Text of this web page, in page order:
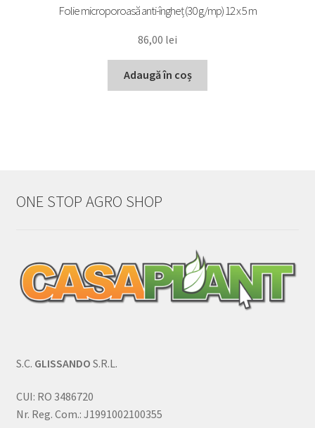
Folie microporoasă anti-îngheț (30 g/mp) 12 x 5 m
86,00 lei
Adaugă în coș
ONE STOP AGRO SHOP
S.C. GLISSANDO S.R.L.
CUI: RO 3486720
Nr. Reg. Com.: J1991002100355